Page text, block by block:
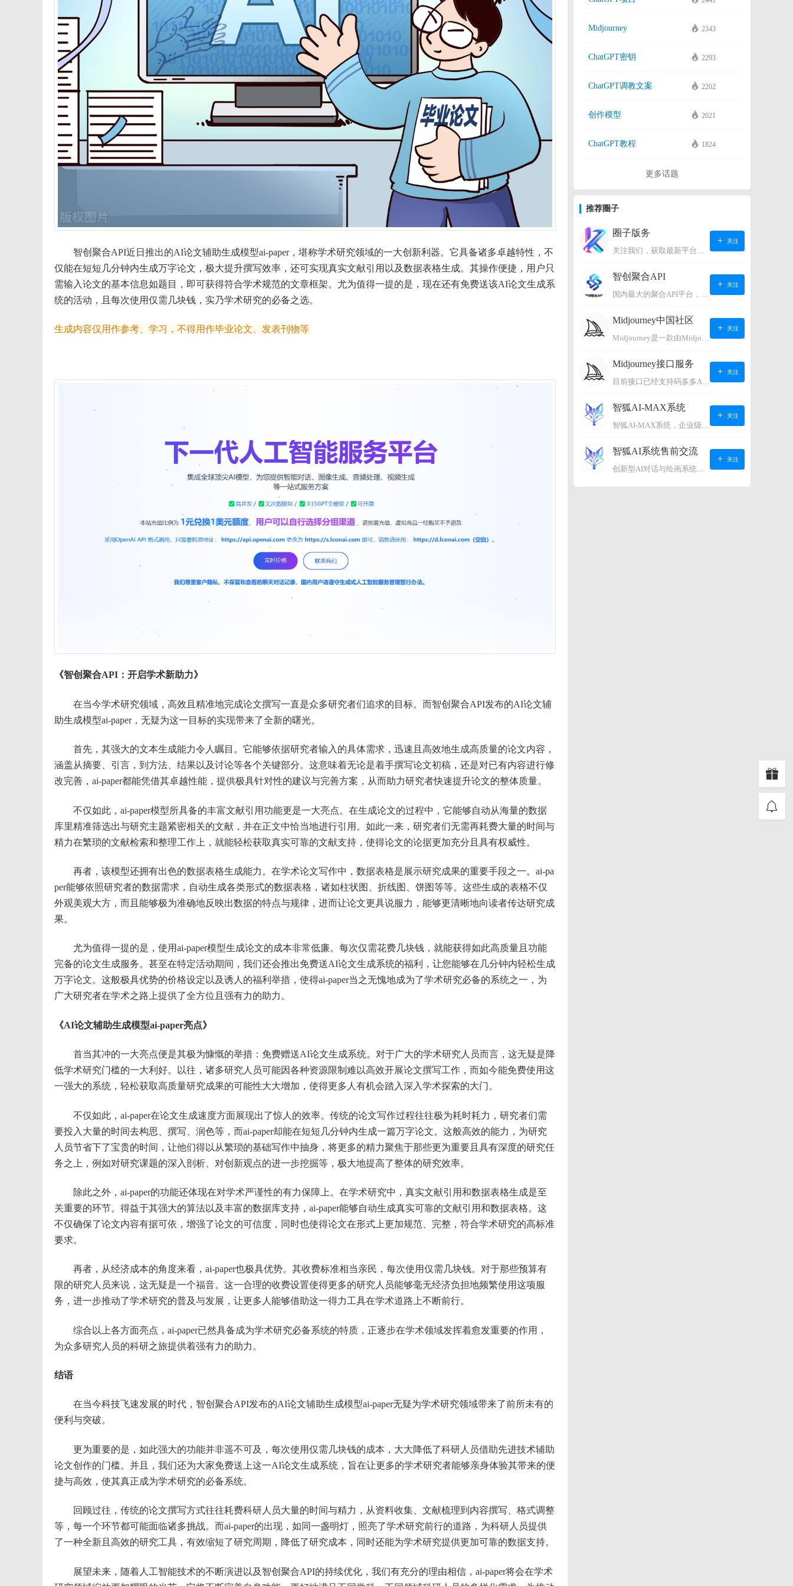
智创聚合API近日推出的AI论文辅助生成模型ai-paper，堪称学术研究领域的一大创新利器。它具备诸多卓越特性，不
仅能在短短几分钟内生成万字论文，极大提升撰写效率，还可实现真实文献引用以及数据表格生成。其操作便捷，用户只
需输入论文的基本信息如题目，即可获得符合学术规范的文章框架。尤为值得一提的是，现在还有免费送该AI论文生成系
统的活动，且每次使用仅需几块钱，实乃学术研究的必备之选。
生成内容仅用作参考、学习，不得用作毕业论文、发表刊物等
《智创聚合API：开启学术新助力》
在当今学术研究领域，高效且精准地完成论文撰写一直是众多研究者们追求的目标。而智创聚合API发布的AI论文辅
助生成模型ai-paper，无疑为这一目标的实现带来了全新的曙光。
首先，其强大的文本生成能力令人瞩目。它能够依据研究者输入的具体需求，迅速且高效地生成高质量的论文内容，
涵盖从摘要、引言，到方法、结果以及讨论等各个关键部分。这意味着无论是着手撰写论文初稿，还是对已有内容进行修
改完善，ai-paper都能凭借其卓越性能，提供极具针对性的建议与完善方案，从而助力研究者快速提升论文的整体质量。
不仅如此，ai-paper模型所具备的丰富文献引用功能更是一大亮点。在生成论文的过程中，它能够自动从海量的数据
库里精准筛选出与研究主题紧密相关的文献，并在正文中恰当地进行引用。如此一来，研究者们无需再耗费大量的时间与
精力在繁琐的文献检索和整理工作上，就能轻松获取真实可靠的文献支持，使得论文的论据更加充分且具有权威性。
再者，该模型还拥有出色的数据表格生成能力。在学术论文写作中，数据表格是展示研究成果的重要手段之一。ai-pa
per能够依照研究者的数据需求，自动生成各类形式的数据表格，诸如柱状图、折线图、饼图等等。这些生成的表格不仅
外观美观大方，而且能够极为准确地反映出数据的特点与规律，进而让论文更具说服力，能够更清晰地向读者传达研究成
果。
尤为值得一提的是，使用ai-paper模型生成论文的成本非常低廉。每次仅需花费几块钱，就能获得如此高质量且功能
完备的论文生成服务。甚至在特定活动期间，我们还会推出免费送AI论文生成系统的福利，让您能够在几分钟内轻松生成
万字论文。这般极具优势的价格设定以及诱人的福利举措，使得ai-paper当之无愧地成为了学术研究必备的系统之一，为
广大研究者在学术之路上提供了全方位且强有力的助力。
《AI论文辅助生成模型ai-paper亮点》
首当其冲的一大亮点便是其极为慷慨的举措：免费赠送AI论文生成系统。对于广大的学术研究人员而言，这无疑是降
低学术研究门槛的一大利好。以往，诸多研究人员可能因各种资源限制难以高效开展论文撰写工作，而如今能免费使用这
一强大的系统，轻松获取高质量研究成果的可能性大大增加，使得更多人有机会踏入深入学术探索的大门。
不仅如此，ai-paper在论文生成速度方面展现出了惊人的效率。传统的论文写作过程往往极为耗时耗力，研究者们需
要投入大量的时间去构思、撰写、润色等，而ai-paper却能在短短几分钟内生成一篇万字论文。这般高效的能力，为研究
人员节省下了宝贵的时间，让他们得以从繁琐的基础写作中抽身，将更多的精力聚焦于那些更为重要且具有深度的研究任
务之上，例如对研究课题的深入剖析、对创新观点的进一步挖掘等，极大地提高了整体的研究效率。
除此之外，ai-paper的功能还体现在对学术严谨性的有力保障上。在学术研究中，真实文献引用和数据表格生成是至
关重要的环节。得益于其强大的算法以及丰富的数据库支持，ai-paper能够自动生成真实可靠的文献引用和数据表格。这
不仅确保了论文内容有据可依，增强了论文的可信度，同时也使得论文在形式上更加规范、完整，符合学术研究的高标准
要求。
再者，从经济成本的角度来看，ai-paper也极具优势。其收费标准相当亲民，每次使用仅需几块钱。对于那些预算有
限的研究人员来说，这无疑是一个福音。这一合理的收费设置使得更多的研究人员能够毫无经济负担地频繁使用这项服
务，进一步推动了学术研究的普及与发展，让更多人能够借助这一得力工具在学术道路上不断前行。
综合以上各方面亮点，ai-paper已然具备成为学术研究必备系统的特质，正逐步在学术领域发挥着愈发重要的作用，
为众多研究人员的科研之旅提供着强有力的助力。
结语
在当今科技飞速发展的时代，智创聚合API发布的AI论文辅助生成模型ai-paper无疑为学术研究领域带来了前所未有的
便利与突破。
更为重要的是，如此强大的功能并非遥不可及，每次使用仅需几块钱的成本，大大降低了科研人员借助先进技术辅助
论文创作的门槛。并且，我们还为大家免费送上这一AI论文生成系统，旨在让更多的学术研究者能够亲身体验其带来的便
捷与高效，使其真正成为学术研究的必备系统。
回顾过往，传统的论文撰写方式往往耗费科研人员大量的时间与精力，从资料收集、文献梳理到内容撰写、格式调整
等，每一个环节都可能面临诸多挑战。而ai-paper的出现，如同一盏明灯，照亮了学术研究前行的道路，为科研人员提供
了一种全新且高效的研究工具，有效缩短了研究周期，降低了研究成本，同时还能为学术研究提供更加可靠的数据支持。
展望未来，随着人工智能技术的不断演进以及智创聚合API的持续优化，我们有充分的理由相信，ai-paper将会在学术
Midjourney 2343
ChatGPT密钥 2293
ChatGPT调教文案 2202
创作模型 2021
ChatGPT教程 1824
更多话题
推荐圈子
圈子版务
关注我们，获取最新平台动态。
关注
智创聚合API
国内最大的聚合API平台，支持OpenAI、阿里、智谱、360、讯飞、百度等国内外大语言模型。https://s.lconai.com/
关注
Midjourney中国社区
Midjourney是一款由Midjourney有限公司开发的数字艺术工具软件，具有生成虚拟世界的强大能力，可根据用户输入的文字或语音在虚拟世界中生成对应场景，使用户能够探索和创造自己的数字艺术作品。
关注
Midjourney接口服务
目前接口已经支持码多多AI系统、小狐狸AI系统，如需其它接口请联系微信客服：lonconst
关注
智狐AI-MAX系统
智狐AI-MAX系统，企业级AI知识库，可以进行AI对话、AI应用，拥有强大的第三方对接能力。适用企业智能客服、企业智能文档、专家顾问助理等多种企业级商业场景，具有较大的商业使用价值。 如需购买请联系客服微信：lonconst
关注
智狐AI系统售前交流
创新型AI对话与绘画系统（非官方） 如需购买请联系微信客服：lonconst
关注